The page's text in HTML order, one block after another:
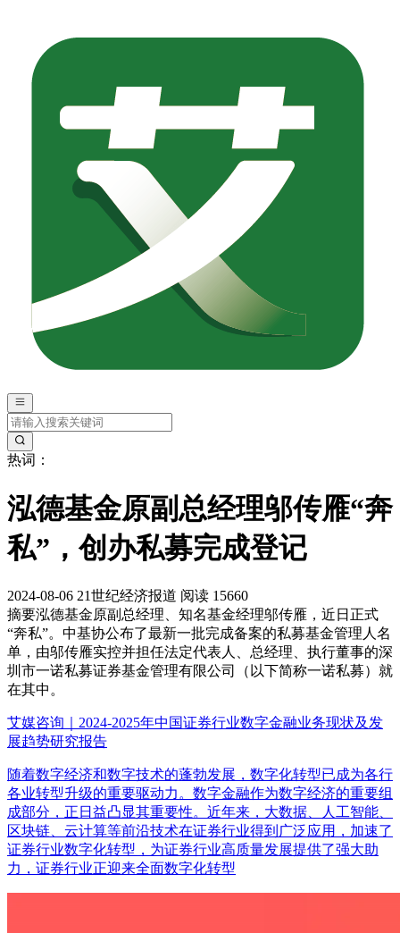
热词：
泓德基金原副总经理邬传雁“奔
私”，创办私募完成登记
2024-08-06 21世纪经济报道 阅读 15660
摘要泓德基金原副总经理、知名基金经理邬传雁，近日正式
“奔私”。中基协公布了最新一批完成备案的私募基金管理人名
单，由邬传雁实控并担任法定代表人、总经理、执行董事的深
圳市一诺私募证券基金管理有限公司（以下简称一诺私募）就
在其中。
艾媒咨询｜2024-2025年中国证券行业数字金融业务现状及发
展趋势研究报告
随着数字经济和数字技术的蓬勃发展，数字化转型已成为各行
各业转型升级的重要驱动力。数字金融作为数字经济的重要组
成部分，正日益凸显其重要性。近年来，大数据、人工智能、
区块链、云计算等前沿技术在证券行业得到广泛应用，加速了
证券行业数字化转型，为证券行业高质量发展提供了强大助
力，证券行业正迎来全面数字化转型